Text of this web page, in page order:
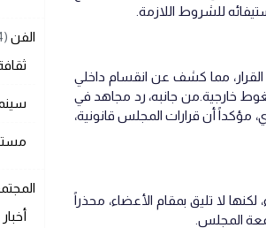
للشروط اللازمة.
مما كشف عن انقسام داخلي
خارجية.من جانبه، رد مجاهد في
أن قرارات المجلس قانونية،
لا تليق بمقام الأعضاء، محذراً
المجلس.
الفن (424)
أخبار